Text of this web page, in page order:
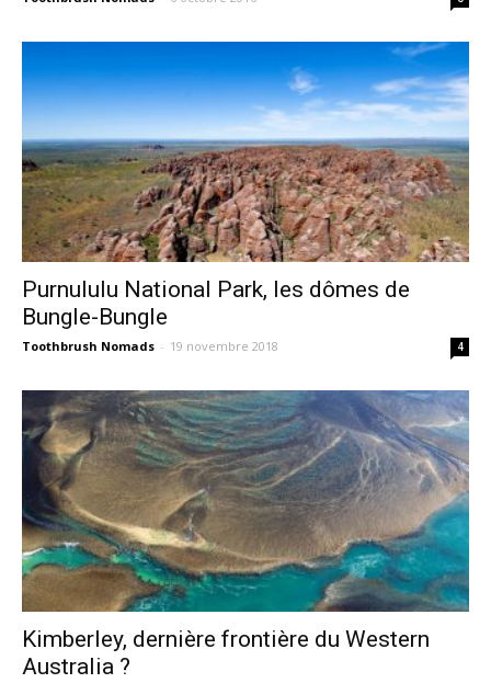
Purnululu National Park, les dômes de
Bungle-Bungle
Toothbrush Nomads - 19 novembre 2018 4
Kimberley, dernière frontière du Western
Australia ?